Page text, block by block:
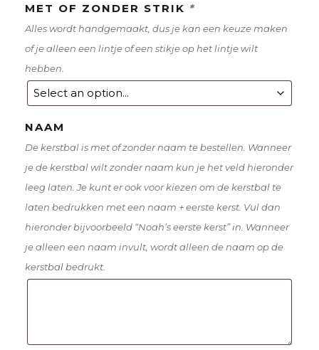
MET OF ZONDER STRIK *
Alles wordt handgemaakt, dus je kan een keuze maken
of je alleen een lintje of een stikje op het lintje wilt
hebben.
NAAM
De kerstbal is met of zonder naam te bestellen. Wanneer
je de kerstbal wilt zonder naam kun je het veld hieronder
leeg laten. Je kunt er ook voor kiezen om de kerstbal te
laten bedrukken met een naam + eerste kerst. Vul dan
hieronder bijvoorbeeld “Noah’s eerste kerst” in. Wanneer
je alleen een naam invult, wordt alleen de naam op de
kerstbal bedrukt.